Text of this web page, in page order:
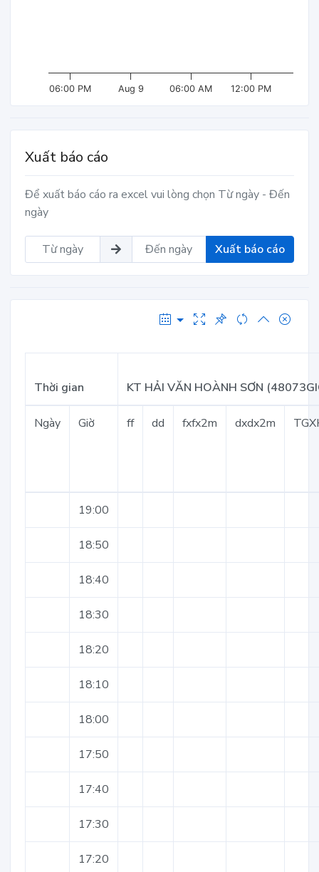
06:00 PM Aug 9 06:00 AM 12:00 PM
Xuất báo cáo
Để xuất báo cáo ra excel vui lòng chọn Từ ngày - Đến
ngày
Xuất báo cáo
Thời gian KT HẢI VĂN HOÀNH SƠN
Ngày Giờ ff dd fxfx2m dxdx2m
19:00
18:50
18:40
18:30
18:20
18:10
18:00
17:50
17:40
17:30
17:20